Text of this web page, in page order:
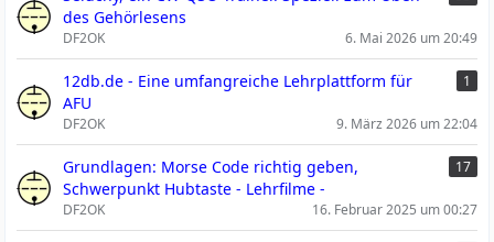
des Gehörlesens
DF2OK 6. Mai 2026 um 20:49
12db.de - Eine umfangreiche Lehrplattform für
AFU
1
DF2OK 9. März 2026 um 22:04
Grundlagen: Morse Code richtig geben,
Schwerpunkt Hubtaste - Lehrfilme -
17
DF2OK 16. Februar 2025 um 00:27